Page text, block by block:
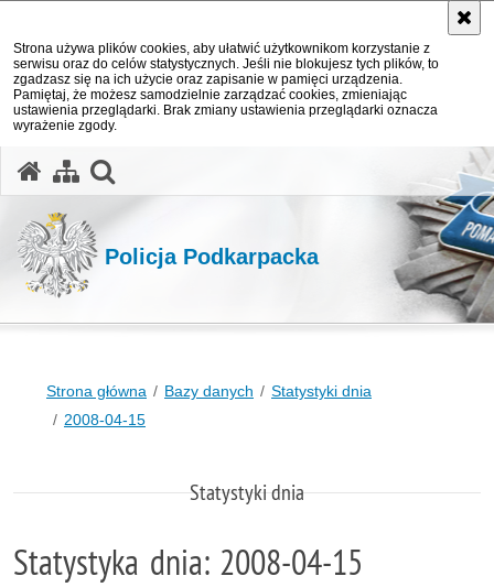
Strona używa plików cookies, aby ułatwić użytkownikom korzystanie z
serwisu oraz do celów statystycznych. Jeśli nie blokujesz tych plików, to
zgadzasz się na ich użycie oraz zapisanie w pamięci urządzenia.
Pamiętaj, że możesz samodzielnie zarządzać cookies, zmieniając
ustawienia przeglądarki. Brak zmiany ustawienia przeglądarki oznacza
wyrażenie zgody.
Policja Podkarpacka
Strona główna Bazy danych
Statystyki dnia
2008-04-15
Statystyki dnia
Statystyka dnia: 2008-04-15